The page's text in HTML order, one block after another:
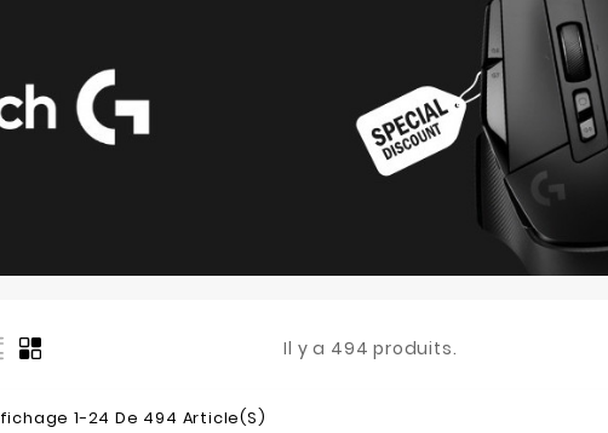
Il y a 494 produits.
1-24 De 494 Article(s)